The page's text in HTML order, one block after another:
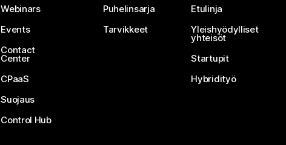
Webinars
Events
Contact
Center
CPaaS
Suojaus
Control Hub
Puhelinsarja
Tarvikkeet
Etulinja
Yleishyödylliset
yhteisöt
Startupit
Hybridityö